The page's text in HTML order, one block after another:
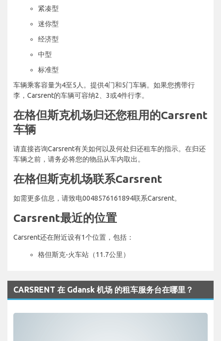
紧凑型
迷你型
经济型
中型
标准型
车辆乘客容量为4至5人。提供4门和5门车辆。如果您携带行
李，Carsrent的车辆可容纳2、3或4件行李。
在格但斯克机场归还您租用的Carsrent
车辆
请直接咨询Carsrent有关如何以及何处归还租车的指示。在归还
车辆之前，请务必将您的物品从车内取出。
在格但斯克机场联系Carsrent
如需更多信息，请致电0048576161894联系Carsrent。
Carsrent最近的位置
Carsrent还在附近设有1个位置，包括：
格但斯克-火车站（11.7公里）
CARSRENT 在 Gdansk 机场 的租车服务台在哪里？